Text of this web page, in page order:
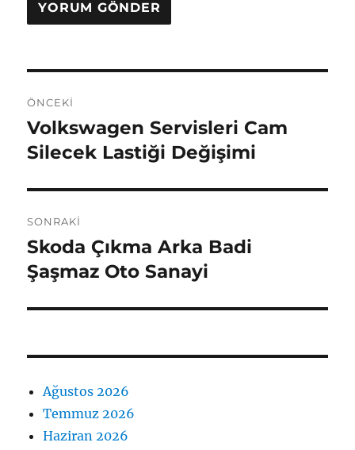
gezinmesi
ÖNCEKI
Önceki
yazı:
Volkswagen Servisleri Cam
Silecek Lastiği Değişimi
SONRAKI
Sonraki
yazı:
Skoda Çıkma Arka Badi
Şaşmaz Oto Sanayi
Ağustos 2026
Temmuz 2026
Haziran 2026